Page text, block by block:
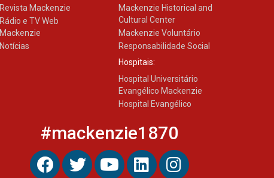
Revista Mackenzie
Rádio e TV Web
Mackenzie
Notícias
Mackenzie Historical and
Cultural Center
Mackenzie Voluntário
Responsabilidade Social
Hospitais:
Hospital Universitário
Evangélico Mackenzie
Hospital Evangélico
#mackenzie1870